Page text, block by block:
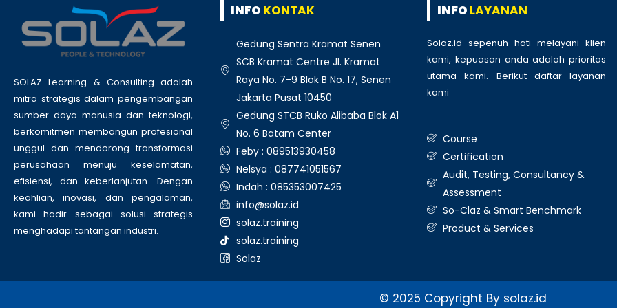
SOLAZ Learning & Consulting adalah
mitra strategis dalam pengembangan
sumber daya manusia dan teknologi,
berkomitmen membangun profesional
unggul dan mendorong transformasi
perusahaan menuju keselamatan,
efisiensi, dan keberlanjutan. Dengan
keahlian, inovasi, dan pengalaman,
kami hadir sebagai solusi strategis
menghadapi tantangan industri.
INFO KONTAK
Gedung Sentra Kramat Senen
SCB Kramat Centre Jl. Kramat
Raya No. 7-9 Blok B No. 17, Senen
Jakarta Pusat 10450
Gedung STCB Ruko Alibaba Blok A1
No. 6 Batam Center
Feby : 089513930458
Nelsya : 087741051567
Indah : 085353007425
info@solaz.id
solaz.training
solaz.training
Solaz
INFO LAYANAN
Solaz.id sepenuh hati melayani klien
kami, kepuasan anda adalah prioritas
utama kami. Berikut daftar layanan
kami
Course
Certification
Audit, Testing, Consultancy &
Assessment
So-Claz & Smart Benchmark
Product & Services
© 2025 Copyright By solaz.id